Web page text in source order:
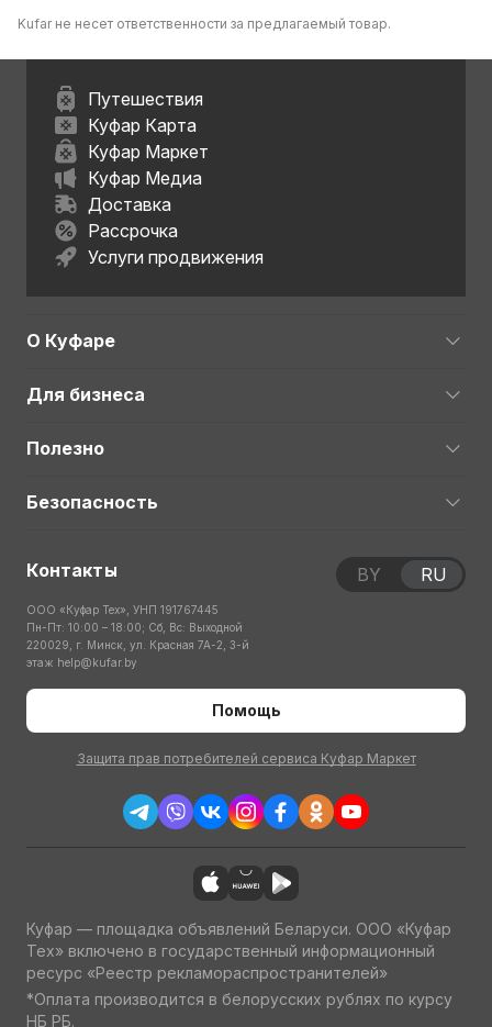
Kufar не несет ответственности за предлагаемый товар.
Путешествия
Куфар Карта
Куфар Маркет
Куфар Медиа
Доставка
Рассрочка
Услуги продвижения
О Куфаре
Для бизнеса
Полезно
Безопасность
Контакты
ООО «Куфар Тех», УНП 191767445
Пн-Пт: 10:00 – 18:00; Сб, Вс: Выходной
220029, г. Минск, ул. Красная 7А-2, 3-й
этаж help@kufar.by
Помощь
Защита прав потребителей сервиса Куфар Маркет
BY RU
Куфар — площадка объявлений Беларуси. ООО «Куфар
Тех» включено в государственный информационный
ресурс «Реестр рекламораспространителей»
*Оплата производится в белорусских рублях по курсу
НБ РБ.